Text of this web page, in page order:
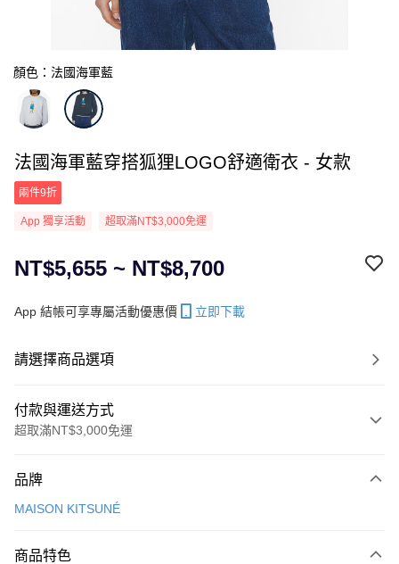
顏色：法國海軍藍
法國海軍藍穿搭狐狸LOGO舒適衛衣 - 女款
兩件9折
App 獨享活動 超取滿NT$3,000免運
NT$5,655 ~ NT$8,700
App 結帳可享專屬活動優惠價 立即下載
請選擇商品選項
付款與運送方式
超取滿NT$3,000免運
信用卡一次付款
ATM付款
品牌
MAISON KITSUNÉ
商品特色